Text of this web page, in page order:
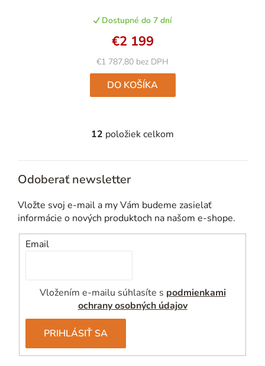
je
5,0
z
5
hviezdičiek.
Dostupné do 7 dní
€1 787,80 bez DPH
€2 199
DO KOŠÍKA
O
a
c
i
e
r
v
k
ý
12 položiek celkom
Odoberať newsletter
Vložte svoj e-mail a my Vám budeme zasielať
informácie o nových produktoch na našom e-shope.
Email
Vložením e-mailu súhlasíte s podmienkami
ochrany osobných údajov
PRIHLÁSIŤ SA